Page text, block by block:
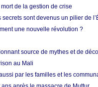
de la gestion de crise
sont devenus un pilier de
une nouvelle révolution ?
source de mythes et de
au Mali
par les familles et les